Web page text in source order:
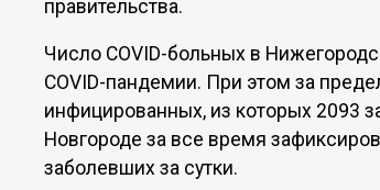
правительства.
Число COVID-больных в
COVID-пандемии. При этом за
инфицированных, из которых 2093
Новгороде за все время
заболевших за сутки.